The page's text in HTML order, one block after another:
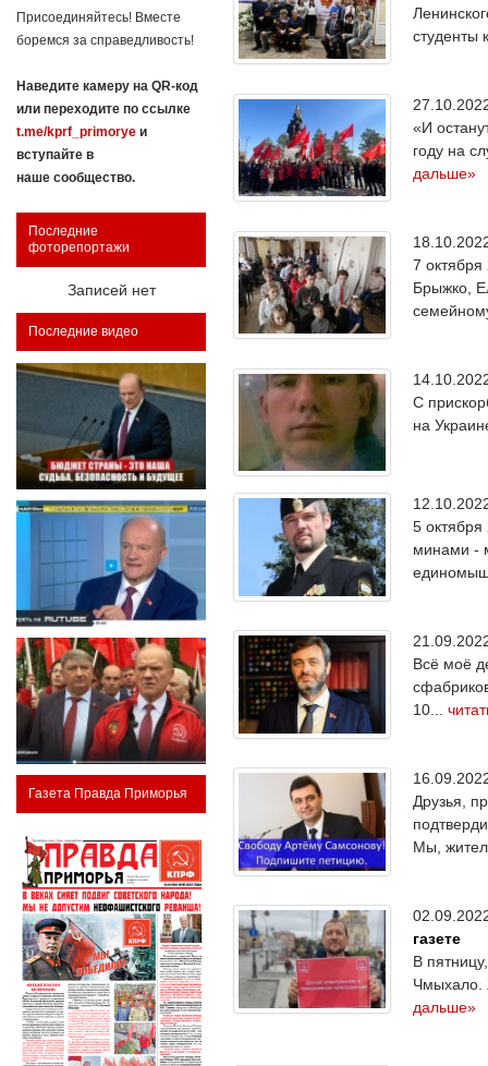
Присоединяйтесь! Вместе
боремся за справедливость!
Наведите камеру на QR-код
или переходите по ссылке
t.me/kprf_primorye и
вступайте в
наше сообщество.
Последние
фоторепортажи
Записей нет
Последние видео
Газета Правда Приморья
студенты
«И
году на
дальше»
7
Брыжко,
С
на
5
минами -
Всё моё
10...
Друзья,
Мы,
газете
В
Чмыхало.
дальше»